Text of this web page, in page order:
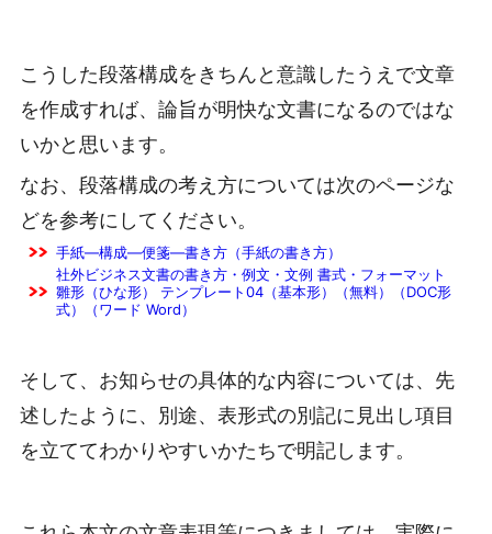
こうした段落構成をきちんと意識したうえで文章
を作成すれば、論旨が明快な文書になるのではな
いかと思います。
なお、段落構成の考え方については次のページな
どを参考にしてください。
手紙―構成―便箋―書き方（手紙の書き方）
社外ビジネス文書の書き方・例文・文例 書式・フォーマット
雛形（ひな形） テンプレート04（基本形）（無料）（DOC形
式）（ワード Word）
そして、お知らせの具体的な内容については、先
述したように、別途、表形式の別記に見出し項目
を立ててわかりやすいかたちで明記します。